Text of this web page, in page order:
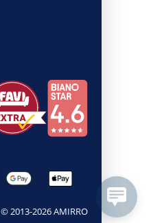
© 2013-2026 AMIRRO